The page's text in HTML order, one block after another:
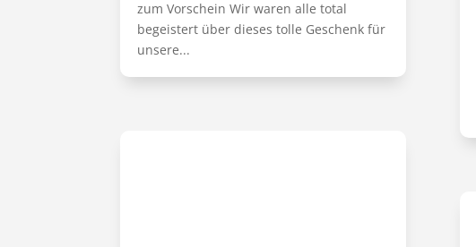
zum Vorschein Wir waren alle total
begeistert über dieses tolle Geschenk für
unsere...